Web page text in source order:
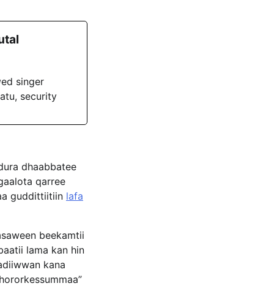
singer
security
dhaabbatee
qarree
guddittiitiin lafa
beekamtii
lama kan hin
kana